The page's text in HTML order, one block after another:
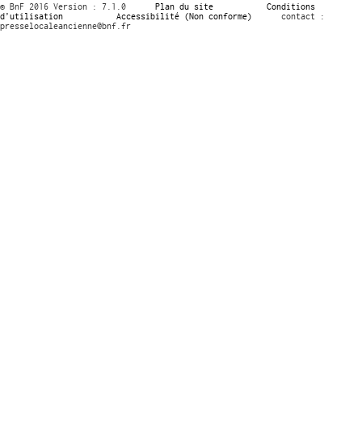
© BnF 2016 Version : 7.1.0 Plan du site
Conditions
d’utilisation
Accessibilité (Non conforme)
contact :
presselocaleancienne@bnf.fr